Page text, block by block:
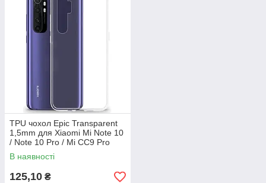
TPU чохол Epic Transparent
1,5mm для Xiaomi Mi Note 10
/ Note 10 Pro / Mi CC9 Pro
В наявності
125,10 ₴